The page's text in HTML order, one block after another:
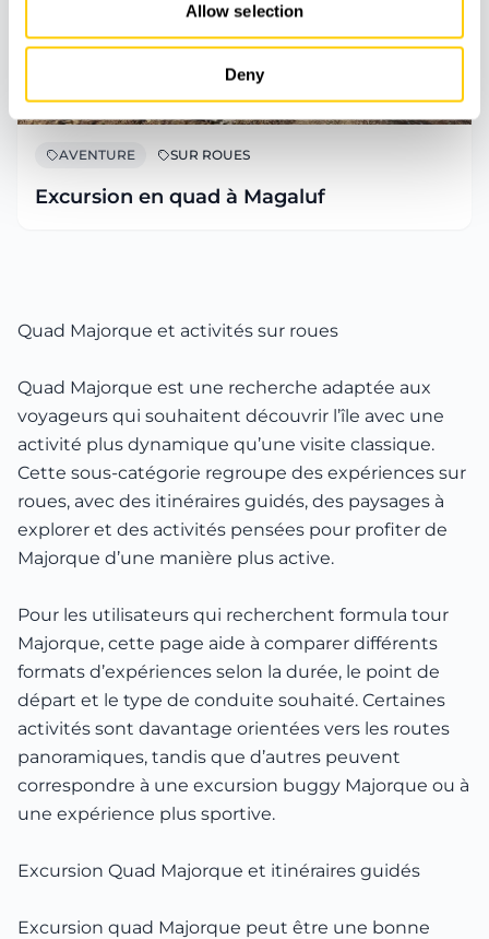
Allow selection
Deny
AVENTURE SUR ROUES
Excursion en quad à Magaluf
Quad Majorque et activités sur roues
Quad Majorque est une recherche adaptée aux
voyageurs qui souhaitent découvrir l’île avec une
activité plus dynamique qu’une visite classique.
Cette sous-catégorie regroupe des expériences sur
roues, avec des itinéraires guidés, des paysages à
explorer et des activités pensées pour profiter de
Majorque d’une manière plus active.
Pour les utilisateurs qui recherchent formula tour
Majorque, cette page aide à comparer différents
formats d’expériences selon la durée, le point de
départ et le type de conduite souhaité. Certaines
activités sont davantage orientées vers les routes
panoramiques, tandis que d’autres peuvent
correspondre à une excursion buggy Majorque ou à
une expérience plus sportive.
Excursion Quad Majorque et itinéraires guidés
Excursion quad Majorque peut être une bonne